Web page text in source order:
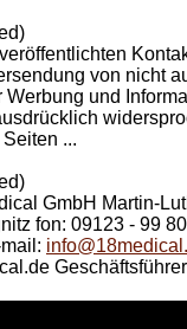
von nicht
Werbung und
...
GmbH Martin-
fon: 09123 - 99